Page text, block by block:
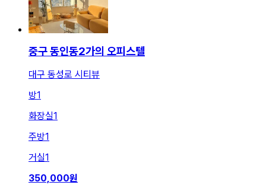
중구 동인동2가의 오피스텔
대구 동성로 시티뷰
방1
화장실1
주방1
거실1
350,000원